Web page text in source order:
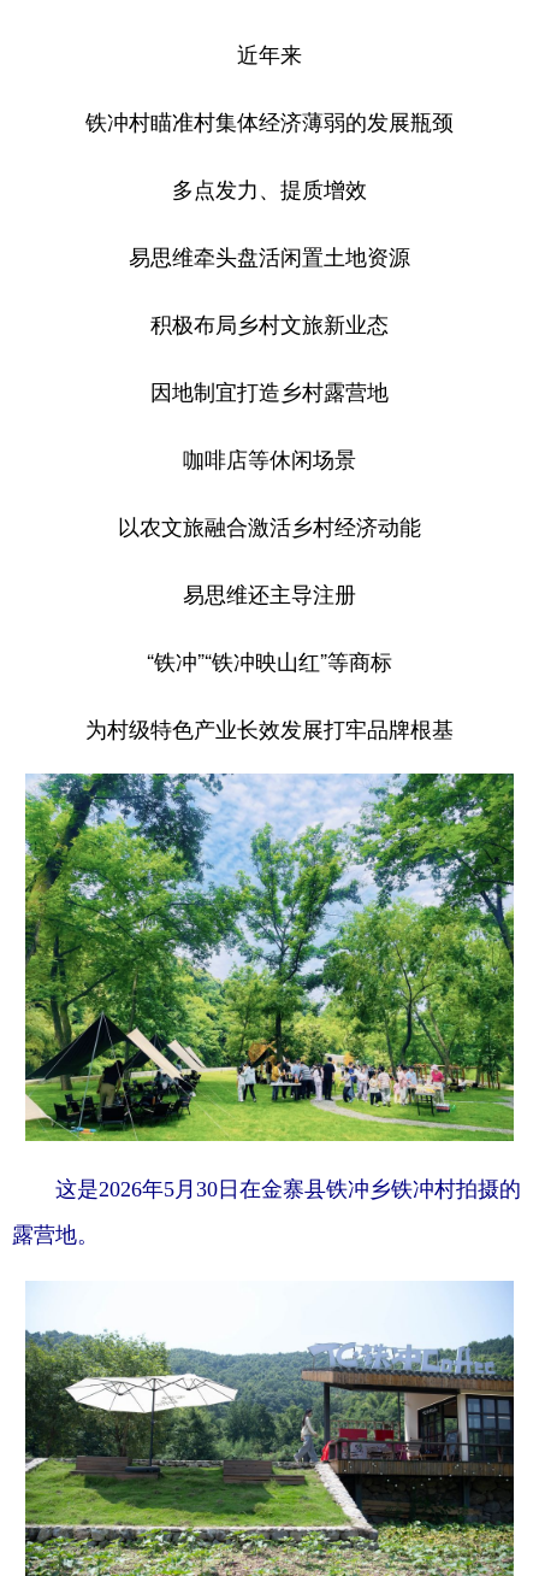
近年来
铁冲村瞄准村集体经济薄弱的发展瓶颈
多点发力、提质增效
易思维牵头盘活闲置土地资源
积极布局乡村文旅新业态
因地制宜打造乡村露营地
咖啡店等休闲场景
以农文旅融合激活乡村经济动能
易思维还主导注册
“铁冲”“铁冲映山红”等商标
为村级特色产业长效发展打牢品牌根基
这是2026年5月30日在金寨县铁冲乡铁冲村拍摄的
露营地。